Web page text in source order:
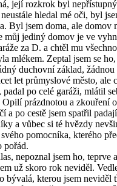
její rozkrok byl
hledal mé oči, byl
Byl jsem doma, ale
můj jediný domov je ve
za D. a chtěl mu
mlékem. Zeptal jsem se
duchovní základ,
let průmyslové město,
po celé garáži, mlátil
prázdnotou a zkouření
a po cestě jsem spatřil
a vůbec si té hvězdy
pomocníka, kterého
pořád.
nepoznal jsem ho, teprve
už skoro rok neviděl.
bývalá, kterou jsem